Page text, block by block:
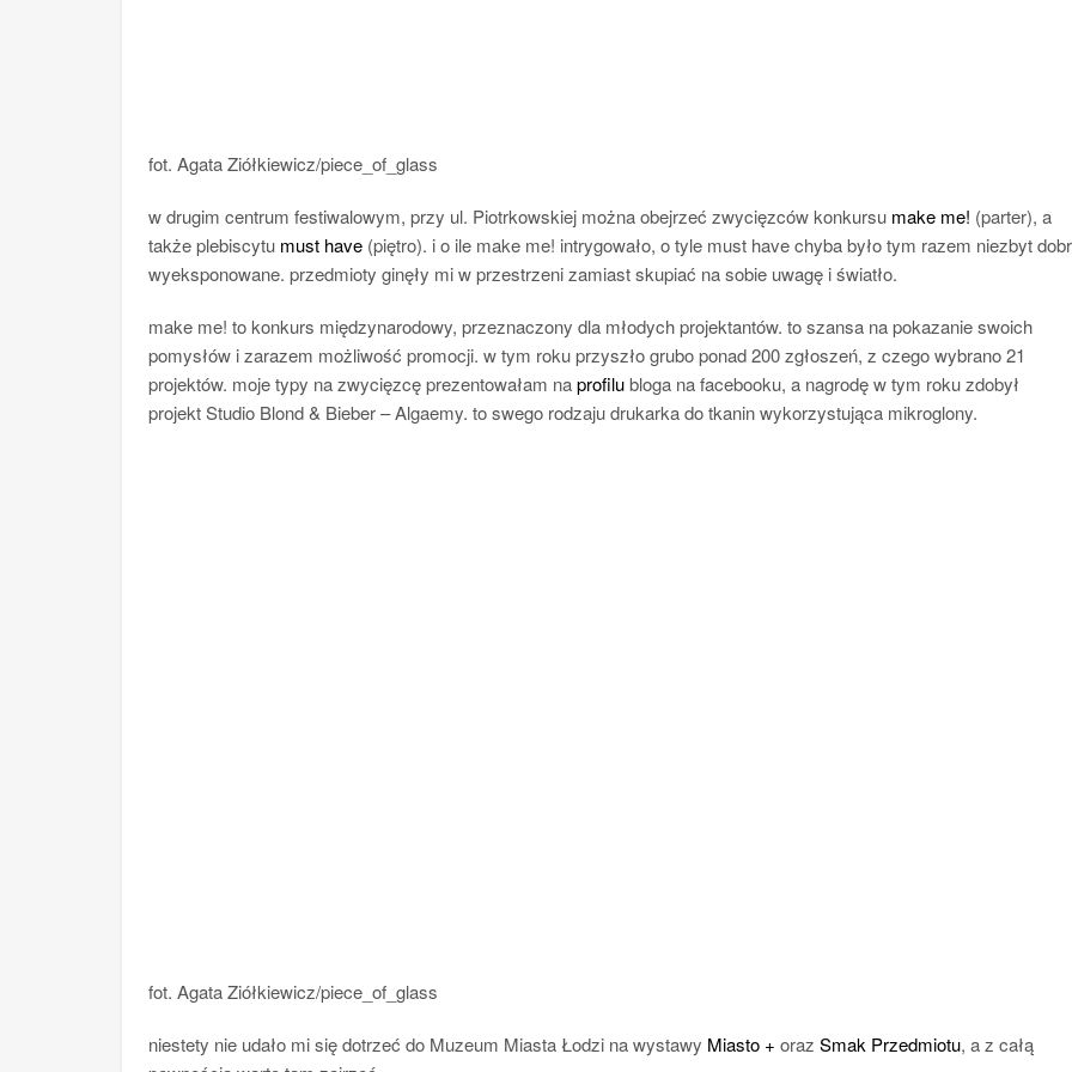
fot. Agata Ziółkiewicz/piece_of_glass
w drugim centrum festiwalowym, przy ul. Piotrkowskiej można obejrzeć zwycięzców konkursu make me! (parter), a
także plebiscytu must have (piętro). i o ile make me! intrygowało, o tyle must have chyba było tym razem niezbyt
wyeksponowane. przedmioty ginęły mi w przestrzeni zamiast skupiać na sobie uwagę i światło.
make me! to konkurs międzynarodowy, przeznaczony dla młodych projektantów. to szansa na pokazanie swoich
pomysłów i zarazem możliwość promocji. w tym roku przyszło grubo ponad 200 zgłoszeń, z czego wybrano 21
projektów. moje typy na zwycięzcę prezentowałam naprofilubloga na facebooku, a nagrodę w tym roku zdobył
projekt Studio Blond & Bieber – Algaemy. to swego rodzaju drukarka do tkanin wykorzystująca mikroglony.
fot. Agata Ziółkiewicz/piece_of_glass
niestety nie udało mi się dotrzeć do Muzeum Miasta Łodzi na wystawy Miasto + oraz Smak Przedmiotu, a z całą